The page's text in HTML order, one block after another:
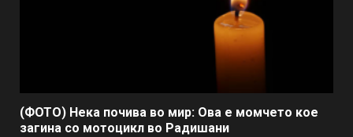
(ФОТО) Нека почива во мир: Ова е момчето кое
загина со мотоцикл во Радишани